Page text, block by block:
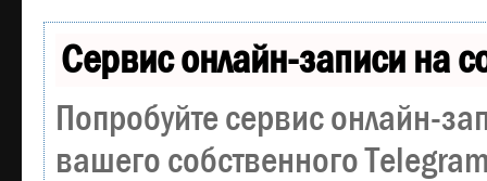
Сервис онлайн-записи на
Попробуйте сервис онлайн-
вашего собственного